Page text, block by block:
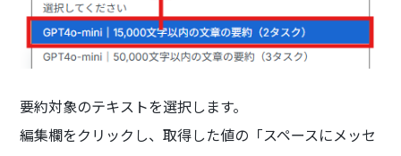
要約対象のテキストを選択します。
編集欄をクリックし、取得した値の「スペースにメッセ